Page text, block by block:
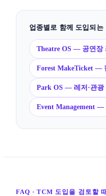
업종별로 함께 도입되는
Theatre OS — 공연장
Forest MakeTicket —
Park OS — 레저·관광
Event Management —
FAQ · TCM 도입을 검토할